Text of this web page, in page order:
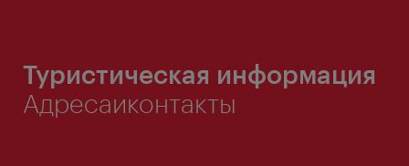
Туристическая информация
Адресаиконтакты